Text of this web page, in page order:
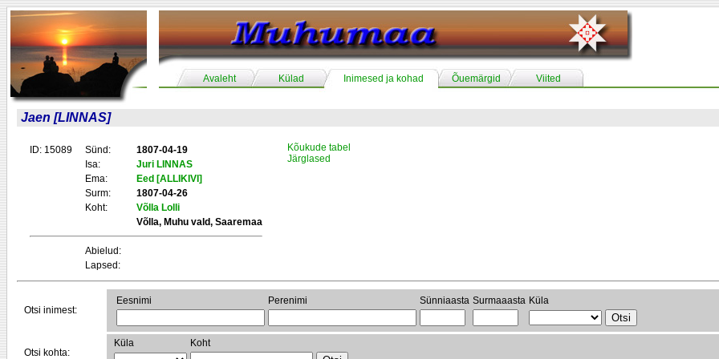
Avaleht Külad Inimesed ja kohad Õuemärgid Viited
Jaen [LINNAS]
ID: 15089 Sünd:
1807-04-19
Isa:
Juri LINNAS
Ema:
Eed [ALLIKIVI]
Surm:
1807-04-26
Koht:
Võlla Lolli
Võlla, Muhu vald, Saaremaa
Abielud:
Lapsed:
Kõukude tabel
Järglased
Otsi inimest:
Eesnimi Perenimi Sünniaasta Surmaaasta Küla
Otsi kohta:
Küla Koht